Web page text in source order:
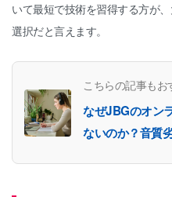
いて最短で技術を習得する方が
選択だと言えます。
こちらの記事もお
なぜJBGのオン
ないのか？音質